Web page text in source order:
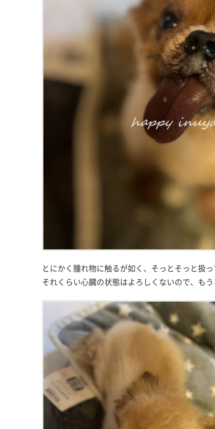
とにかく腫れ物に触るが如く、そっとそっと扱っ
それくらい心臓の状態はよろしくないので、も